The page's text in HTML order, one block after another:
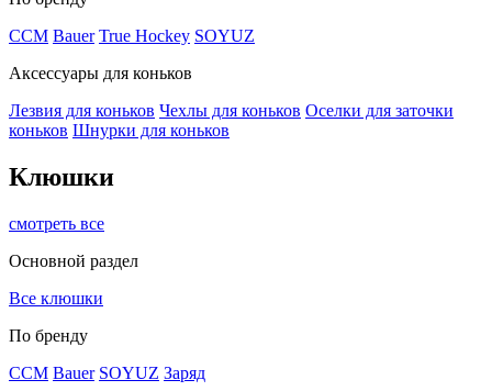
ССМ Bauer True Hockey SOYUZ
Аксессуары для коньков
Лезвия для коньков Чехлы для коньков Оселки для заточки
коньков Шнурки для коньков
Клюшки
смотреть все
Основной раздел
Все клюшки
По бренду
CCM Bauer SOYUZ Заряд